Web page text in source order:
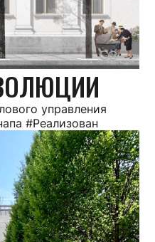
управления
#Реализован